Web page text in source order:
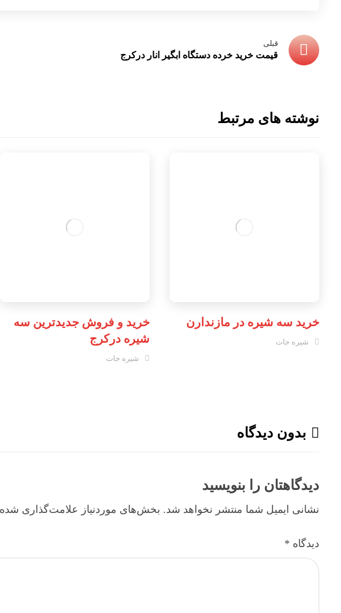
قبلی
قیمت خرید خرده دستگاه ابگیر انار درکرج
نوشته های مرتبط
خرید سه شیره در مازندارن
شیره جات
خرید و فروش جدیدترین سه
شیره درکرج
شیره جات
بدون دیدگاه
دیدگاهتان را بنویسید
نشانی ایمیل شما منتشر نخواهد شد. بخش‌های موردنیاز علامت‌گذاری
دیدگاه *